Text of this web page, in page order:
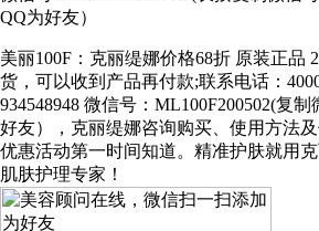
QQ为好友）
美丽100F：克丽缇娜价格68折 原装正品
货，可以收到产品再付款;联系电话：
934548948 微信号：ML100F200502(复
好友），克丽缇娜咨询购买、使用方法及
优惠活动第一时间知道。精准护肤就用
肌肤护理专家！